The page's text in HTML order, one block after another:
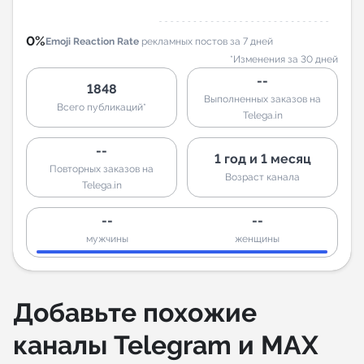
0%Emoji Reaction Rate рекламных постов за 7 дней
*Изменения за 30 дней
1848
Всего публикаций*
--
Выполненных заказов на
Telega.in
--
Повторных заказов на
Telega.in
1 год и 1 месяц
Возраст канала
--
мужчины
--
женщины
Добавьте похожие
каналы Telegram и MAX